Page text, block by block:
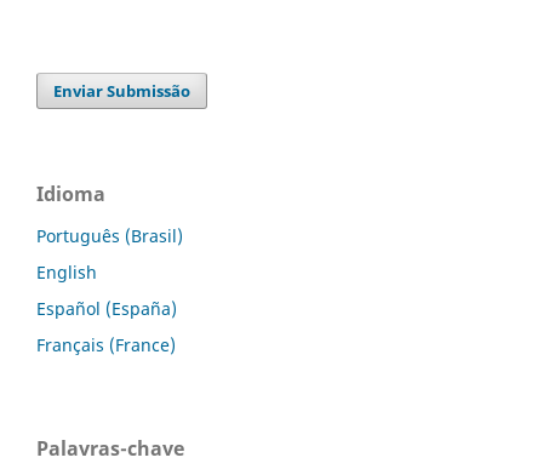
Enviar Submissão
Idioma
Português (Brasil)
English
Español (España)
Français (France)
Palavras-chave